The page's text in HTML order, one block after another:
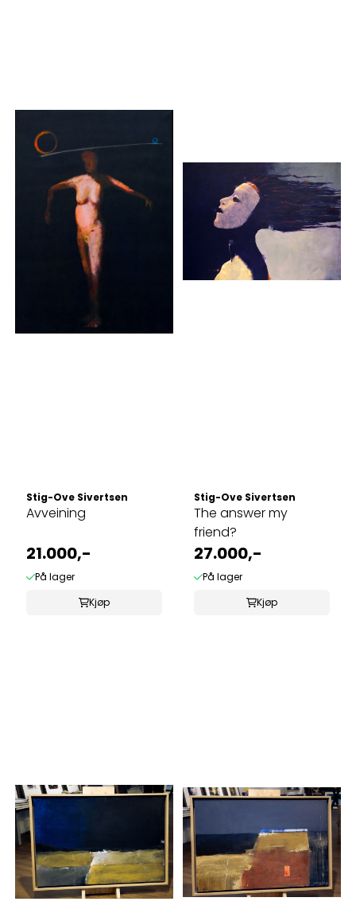
Stig-Ove Sivertsen
Avveining
21.000,-
På lager
Kjøp
Stig-Ove Sivertsen
The answer my
friend?
27.000,-
På lager
Kjøp